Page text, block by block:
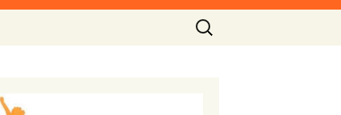
Zoeken
naar: